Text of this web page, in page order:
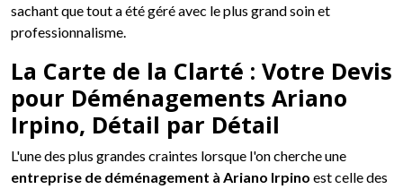
sachant que tout a été géré avec le plus grand soin et
professionnalisme.
La Carte de la Clarté : Votre Devis
pour Déménagements Ariano
Irpino, Détail par Détail
L'une des plus grandes craintes lorsque l'on cherche une
entreprise de déménagement à Ariano Irpino est celle des